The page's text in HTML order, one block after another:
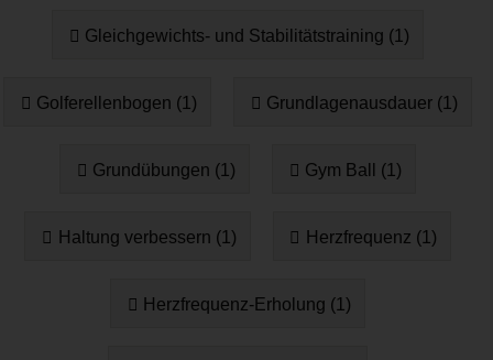
Gleichgewichts- und Stabilitätstraining (1)
Golferellenbogen (1) Grundlagenausdauer (1)
Grundübungen (1) Gym Ball (1)
Haltung verbessern (1) Herzfrequenz (1)
Herzfrequenz-Erholung (1)